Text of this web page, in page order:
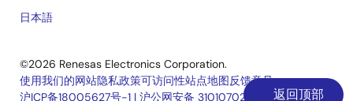
返回顶部
日本語
©2026 Renesas Electronics Corporation.
使用我们的网站隐私政策可访问性站点地图反馈意见
沪ICP备18005627号-1 | 沪公网安备 31010702006910号